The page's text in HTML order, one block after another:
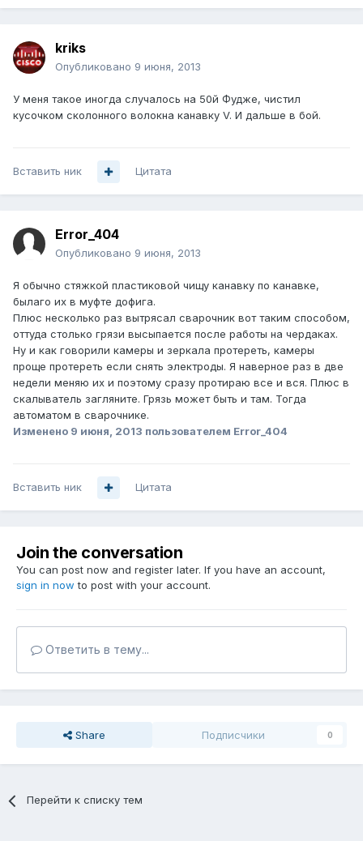
kriks
Опубликовано 9 июня, 2013
У меня такое иногда случалось на 50й Фудже, чистил
кусочком сколонного волокна канавку V. И дальше в бой.
Вставить ник Цитата
Error_404
Опубликовано 9 июня, 2013
Я обычно стяжкой пластиковой чищу канавку по канавке,
былаго их в муфте дофига.
Плюс несколько раз вытрясал сварочник вот таким способом,
оттуда столько грязи высыпается после работы на чердаках.
Ну и как говорили камеры и зеркала протереть, камеры
проще протереть если снять электроды. Я наверное раз в две
недели меняю их и поэтому сразу протираю все и вся. Плюс в
скалыватель загляните. Грязь может быть и там. Тогда
автоматом в сварочнике.
Изменено 9 июня, 2013 пользователем Error_404
Вставить ник Цитата
Join the conversation
You can post now and register later. If you have an account,
sign in now to post with your account.
Ответить в тему...
Share Подписчики 0
Перейти к списку тем